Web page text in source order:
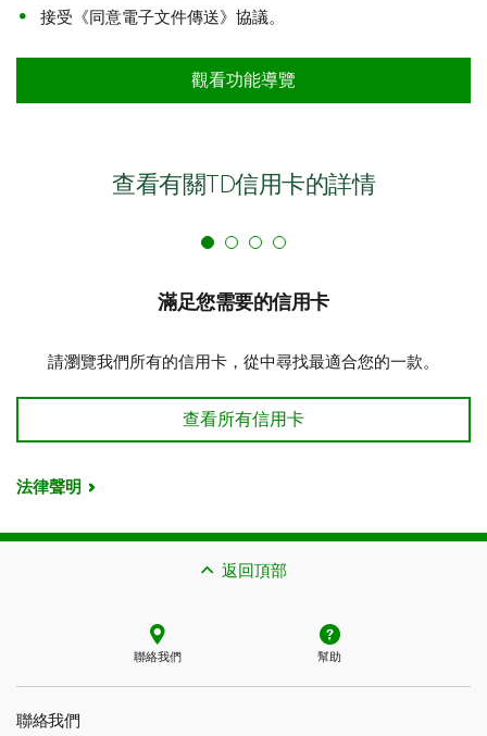
接受《同意電子文件傳送》協議。
觀看功能導覽
查看有關TD信用卡的詳情
滿足您需要的信用卡
請瀏覽我們所有的信用卡，從中尋找最適合您的一款。
滿足您需要的信用卡
查看所有信用卡
法律聲明
返回頂部
聯絡我們 幫助
聯絡我們